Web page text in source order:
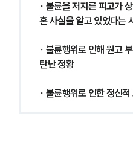
∙ 불륜을 저지른 피고가
혼 사실을 알고 있었다는
∙ 불륜행위로 인해 원고
탄난 정황
∙ 불륜행위로 인한 정신적